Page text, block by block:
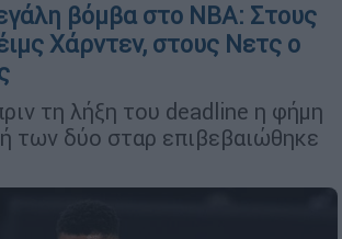
βόμβα στο NBA: Στους
Χάρντεν, στους Νετς ο
τη λήξη του deadline η φήμη
των δύο σταρ επιβεβαιώθηκε